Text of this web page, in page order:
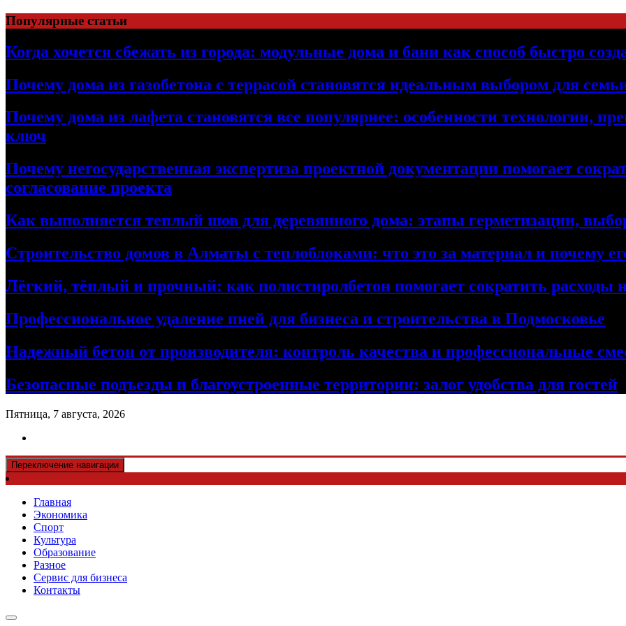
Перейти
к
содержимому
Популярные статьи
Когда хочется сбежать из города: модульные дома и бани как способ быстро
Почему дома из газобетона с террасой становятся идеальным выбором для
Почему дома из лафета становятся все популярнее: особенности технологии,
ключ
Почему негосударственная экспертиза проектной документации помогает
согласование проекта
Как выполняется теплый шов для деревянного дома: этапы герметизации,
Строительство домов в Алматы с теплоблоками: что это за материал и почему
Лёгкий, тёплый и прочный: как полистиролбетон помогает сократить расходы
Профессиональное удаление пней для бизнеса и строительства в Подмосковье
Надежный бетон от производителя: контроль качества и профессиональные
Безопасные подъезды и благоустроенные территории: залог удобства для гостей
Пятница, 7 августа, 2026
Переключение навигации
Главная
Экономика
Спорт
Культура
Образование
Разное
Сервис для бизнеса
Контакты